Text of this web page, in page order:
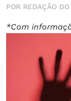
POR REDAÇÃO
*Com